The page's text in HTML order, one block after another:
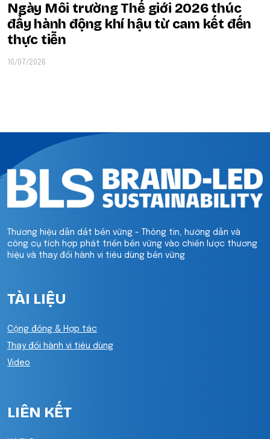
Ngày Môi trường Thế giới 2026 thúc
đẩy hành động khí hậu từ cam kết đến
thực tiễn
10/07/2026
Thương hiệu dẫn dắt bền vững - Thông tin, hướng dẫn và
công cụ tích hợp phát triển bền vững vào chiến lược thương
hiệu và thay đổi hành vi tiêu dùng bền vững
TÀI LIỆU
Cộng đồng & Hợp tác
Thay đổi hành vi tiêu dùng
Video
LIÊN KẾT